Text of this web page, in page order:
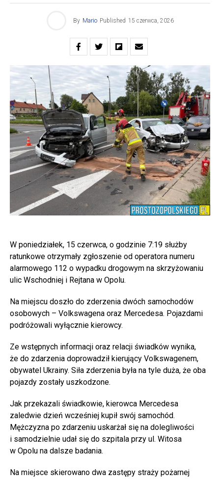
By Mario Published 15 czerwca, 2026
W poniedziałek, 15 czerwca, o godzinie 7:19 służby
ratunkowe otrzymały zgłoszenie od operatora numeru
alarmowego 112 o wypadku drogowym na skrzyżowaniu
ulic Wschodniej i Rejtana w Opolu.
Na miejscu doszło do zderzenia dwóch samochodów
osobowych – Volkswagena oraz Mercedesa. Pojazdami
podróżowali wyłącznie kierowcy.
Ze wstępnych informacji oraz relacji świadków wynika,
że do zdarzenia doprowadził kierujący Volkswagenem,
obywatel Ukrainy. Siła zderzenia była na tyle duża, że oba
pojazdy zostały uszkodzone.
Jak przekazali świadkowie, kierowca Mercedesa
zaledwie dzień wcześniej kupił swój samochód.
Mężczyzna po zdarzeniu uskarżał się na dolegliwości
i samodzielnie udał się do szpitala przy ul. Witosa
w Opolu na dalsze badania.
Na miejsce skierowano dwa zastępy straży pożarnej